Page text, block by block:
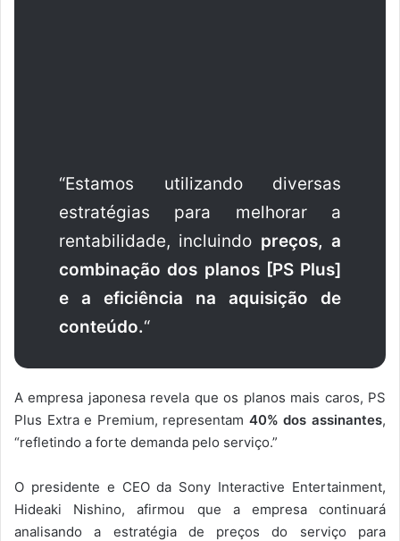
“Estamos utilizando diversas
estratégias para melhorar a
rentabilidade, incluindo preços, a
combinação dos planos [PS Plus]
e a eficiência na aquisição de
conteúdo.“
A empresa japonesa revela que os planos mais caros, PS
Plus Extra e Premium, representam 40% dos assinantes,
“refletindo a forte demanda pelo serviço.”
O presidente e CEO da Sony Interactive Entertainment,
Hideaki Nishino, afirmou que a empresa continuará
analisando a estratégia de preços do serviço para